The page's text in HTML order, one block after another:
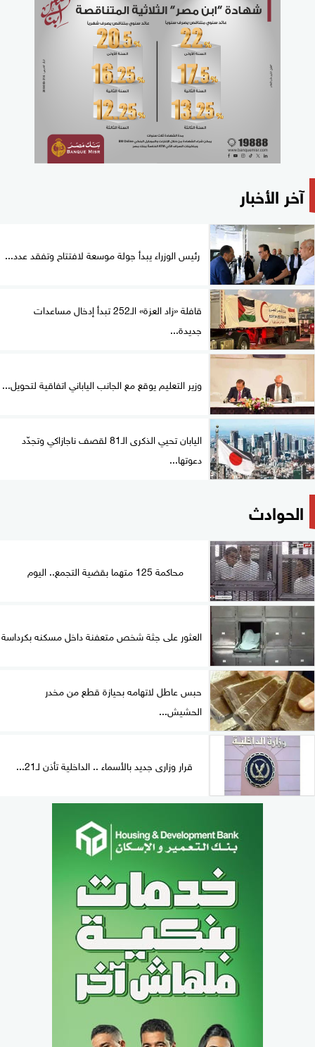
آخر الأخبار
رئيس الوزراء يبدأ جولة موسعة لافتتاح وتفقد عدد...
قافلة «زاد العزة» الـ252 تبدأ إدخال مساعدات
جديدة...
وزير التعليم يوقع مع الجانب الياباني اتفاقية لتحويل...
اليابان تحيي الذكرى الـ81 لقصف ناجازاكي وتجدّد
دعوتها...
الحوادث
محاكمة 125 متهما بقضية التجمع.. اليوم
العثور على جثة شخص متعفنة داخل مسكنه بكرداسة
حبس عاطل لاتهامه بحيازة قطع من مخدر
الحشيش...
قرار وزارى جديد بالأسماء .. الداخلية تأذن لـ21...